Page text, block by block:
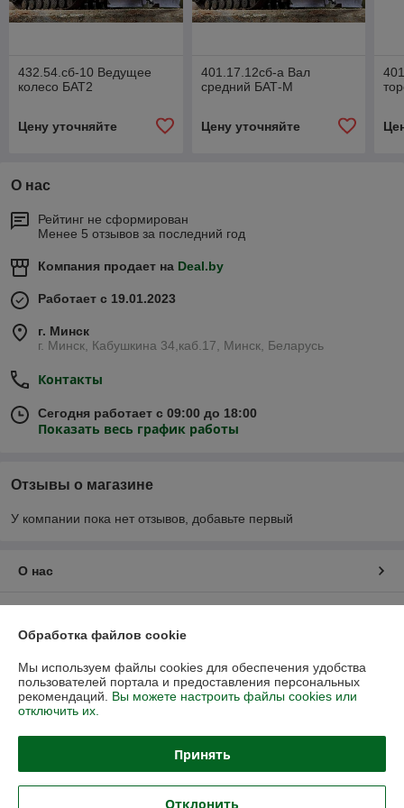
432.54.сб-10 Ведущее
колесо БАТ2
Цену уточняйте
401.17.12сб-а Вал
средний БАТ-М
Цену уточняйте
О нас
Рейтинг не сформирован
Менее 5 отзывов за последний год
Компания продает на Deal.by
Работает с 19.01.2023
г. Минск
г. Минск, Кабушкина 34,каб.17, Минск, Беларусь
Контакты
Сегодня работает с 09:00 до 18:00
Показать весь график работы
Отзывы о магазине
У компании пока нет отзывов, добавьте первый
О нас
График работы
Полная версия сайта
Политика обработки cookies
Обработка файлов cookie
Мы используем файлы cookies для обеспечения удобства
пользователей портала и предоставления персональных
рекомендаций. Вы можете настроить файлы cookies или
отключить их.
Принять
Отклонить